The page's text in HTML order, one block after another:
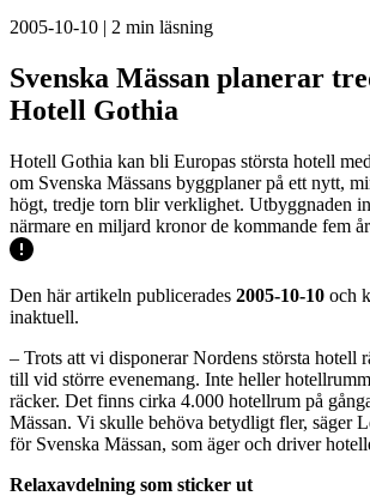
2005-10-10 | 2 min läsning
Svenska Mässan planerar
Hotell Gothia
Hotell Gothia kan bli Europas största hotell
om Svenska Mässans byggplaner på ett nytt,
högt, tredje torn blir verklighet. Utbyggnaden
närmare en miljard kronor de kommande fem
Den här artikeln publicerades 2005-10-10 och
inaktuell.
– Trots att vi disponerar Nordens största hotell
till vid större evenemang. Inte heller
räcker. Det finns cirka 4.000 hotellrum på
Mässan. Vi skulle behöva betydligt fler, säger
för Svenska Mässan, som äger och driver
Relaxavdelning som sticker ut